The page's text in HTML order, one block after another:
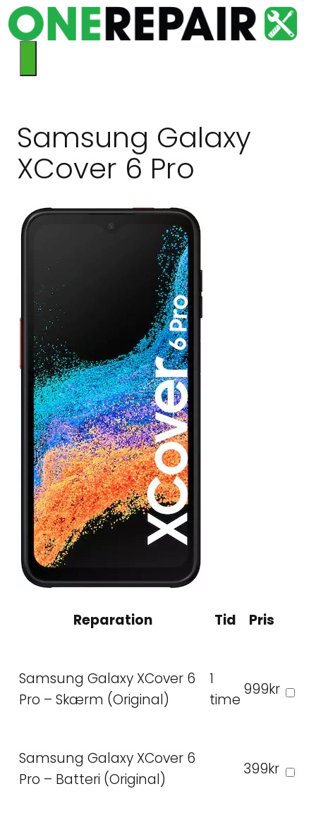
Hop
til
Menu
Samsung Galaxy
XCover 6 Pro
Reparation Tid Pris
Samsung Galaxy XCover 6
Pro – Skærm (Original)
1
time
999kr
Samsung Galaxy XCover 6
Pro – Batteri (Original)
399kr